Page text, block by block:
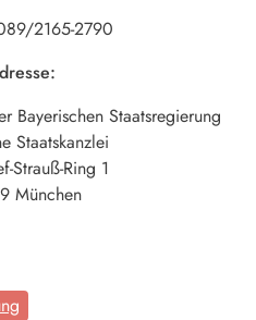
2165-2790
Bayerischen Staatsregierung
Staatskanzlei
Strauß-Ring 1
München